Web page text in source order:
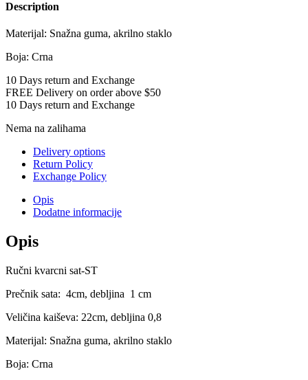
Description
Materijal: Snažna guma, akrilno staklo
Boja: Crna
10 Days return and Exchange
FREE Delivery on order above $50
10 Days return and Exchange
Nema na zalihama
Delivery options
Return Policy
Exchange Policy
Opis
Dodatne informacije
Opis
Ručni kvarcni sat-ST
Prečnik sata: 4cm, debljina 1 cm
Veličina kaiševa: 22cm, debljina 0,8
Materijal: Snažna guma, akrilno staklo
Boja: Crna